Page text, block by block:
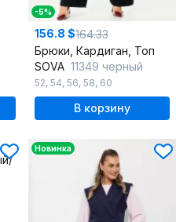
-5%
156.8 $164.33
Брюки, Кардиган, Топ
SOVA 11349 черный
52, 54, 56, 58, 60
В корзину
Новинка